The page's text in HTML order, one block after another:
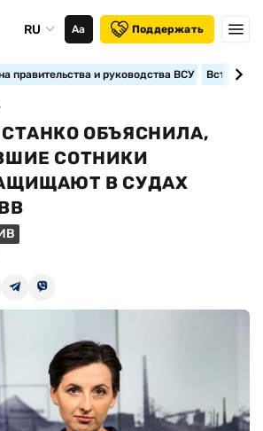
RU Аа Поддержать
правительства и руководства ВСУ
ОБЪЯСНИЛА,
СОТНИКИ
В СУДАХ